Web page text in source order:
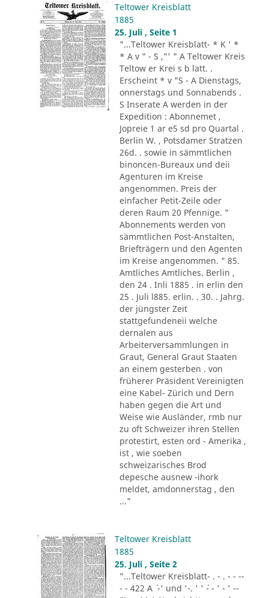
Teltower Kreisblatt
1885
25. Juli , Seite 1
"...Teltower Kreisblatt- * K ' *
* A v " - S ,"' " A Teltower Kreis
Teltow er Krei s b latt. .
Erscheint * v "S - A Dienstags,
onnerstags und Sonnabends .
S Inserate A werden in der
Expedition : Abonnemet ,
Jopreie 1 ar e5 sd pro Quartal .
Berlin W. , Potsdamer Stratzen
26d. . sowie in sämmtlichen
binoncen-Bureaux und deii
Agenturen im Kreise
angenommen. Preis der
einfacher Petit-Zeile oder
deren Raum 20 Pfennige. "
Abonnements werden von
sämmtlichen Post-Anstalten,
Briefträgern und den Agenten
im Kreise angenommen. " 85.
Amtliches Amtliches. Berlin ,
den 24 . Inli 1885 . in erlin den
25 . Juli l885. erlin. . 30. . Jahrg.
der jüngster Zeit
stattgefundeneii welche
dernalen aus
Arbeiterversammlungen in
Graut, General Graut Staaten
an einem gesterben . von
früherer Präsident Vereinigten
eine Kabel- Zürich und Dern
haben gegen die Art und
Weise wie Ausländer, rmb nur
zu oft Schweizer ihren Stellen
protestirt, esten ord - Amerika ,
ist , wie soeben
schweizarisches Brod
depesche ausnew -ihork
meldet, amdonnerstag , den
..."
Teltower Kreisblatt
1885
25. Juli , Seite 2
"...Teltower Kreisblatt- . - . - - --
- - 422 A ´ -' und '-. ' ' ´- - ' - ' --